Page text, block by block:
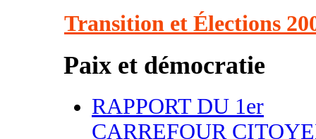
Transition et Élections
Paix et démocratie
RAPPORT DU 1er
CARREFOUR